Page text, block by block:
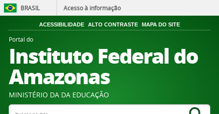
BRASIL Acesso à informação
ACESSIBILIDADE ALTO CONTRASTE MAPA DO SITE
Portal do
Instituto Federal do
Amazonas
MINISTÉRIO DA DA EDUCAÇÃO
Search Site